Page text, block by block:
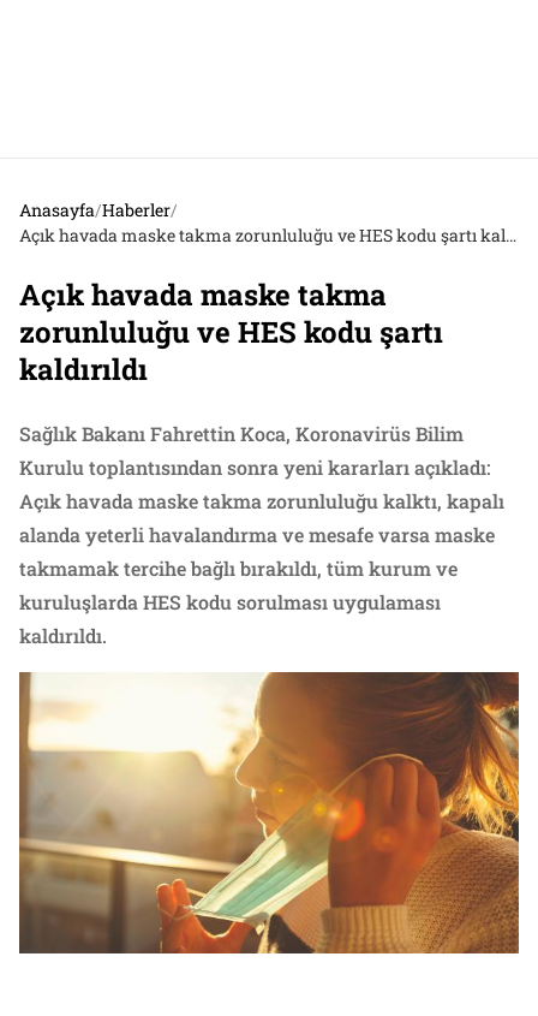
Anasayfa/Haberler/
Açık havada maske takma zorunluluğu ve HES kodu şartı kaldırıldı
Açık havada maske takma
zorunluluğu ve HES kodu şartı
kaldırıldı
Sağlık Bakanı Fahrettin Koca, Koronavirüs Bilim
Kurulu toplantısından sonra yeni kararları açıkladı:
Açık havada maske takma zorunluluğu kalktı, kapalı
alanda yeterli havalandırma ve mesafe varsa maske
takmamak tercihe bağlı bırakıldı, tüm kurum ve
kuruluşlarda HES kodu sorulması uygulaması
kaldırıldı.